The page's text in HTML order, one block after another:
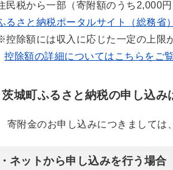
民税から一部（寄附額のうち2,000
るさと納税ポータルサイト（総務省
控除額には収入に応じた一定の上限
控除額の詳細についてはこちらをご
茨城町ふるさと納税の申し込み
寄附金のお申し込みにつきましては
・ネットから申し込みを行う場合